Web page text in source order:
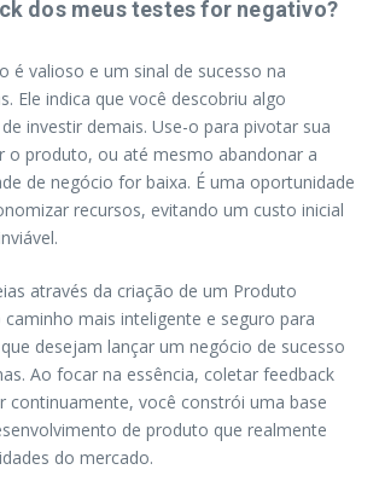
dos meus testes for negativo?
é valioso e um sinal de sucesso na
Ele indica que você descobriu algo
investir demais. Use-o para pivotar sua
o produto, ou até mesmo abandonar a
de negócio for baixa. É uma oportunidade
recursos, evitando um custo inicial
através da criação de um Produto
caminho mais inteligente e seguro para
desejam lançar um negócio de sucesso
Ao focar na essência, coletar feedback
continuamente, você constrói uma base
de produto que realmente
do mercado.